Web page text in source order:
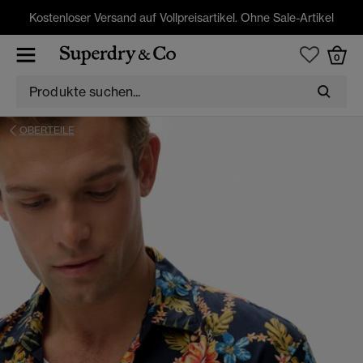
Kostenloser Versand auf Vollpreisartikel. Ohne Sale-Artikel
0
OBERTEILE